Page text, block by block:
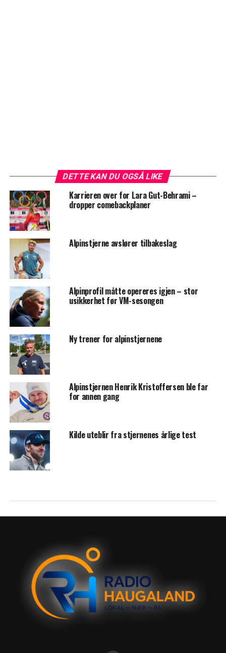
DETTE KAN DU OGSÅ LIKE
Karrieren over for Lara Gut-Behrami –
dropper comebackplaner
Alpinstjerne avslører tilbakeslag
Alpinprofil måtte opereres igjen – stor
usikkerhet før VM-sesongen
Ny trener for alpinstjernene
Alpinstjernen Henrik Kristoffersen ble far
for annen gang
Kilde uteblir fra stjernenes årlige test